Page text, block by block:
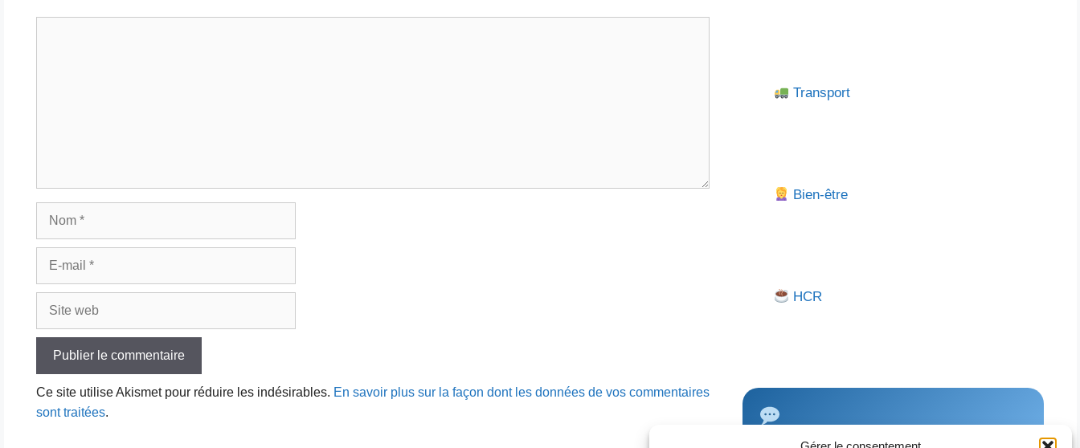
Ce site utilise Akismet pour réduire les indésirables. En savoir plus sur la façon dont les données de vos commentaires
sont traitées.
Transport
Bien-être
HCR